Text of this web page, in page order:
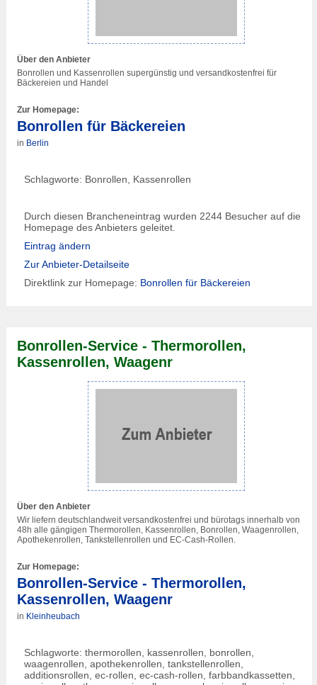
Über den Anbieter
Bonrollen und Kassenrollen supergünstig und versandkostenfrei für
Bäckereien und Handel
Zur Homepage:
Bonrollen für Bäckereien
in Berlin
Schlagworte: Bonrollen, Kassenrollen
Durch diesen Brancheneintrag wurden 2244 Besucher auf die
Homepage des Anbieters geleitet.
Eintrag ändern
Zur Anbieter-Detailseite
Direktlink zur Homepage: Bonrollen für Bäckereien
Bonrollen-Service - Thermorollen,
Kassenrollen, Waagenr
Über den Anbieter
Wir liefern deutschlandweit versandkostenfrei und bürotags innerhalb von
48h alle gängigen Thermorollen, Kassenrollen, Bonrollen, Waagenrollen,
Apothekenrollen, Tankstellenrollen und EC-Cash-Rollen.
Zur Homepage:
Bonrollen-Service - Thermorollen,
Kassenrollen, Waagenr
in Kleinheubach
Schlagworte: thermorollen, kassenrollen, bonrollen,
waagenrollen, apothekenrollen, tankstellenrollen,
additionsrollen, ec-rollen, ec-cash-rollen, farbbandkassetten,